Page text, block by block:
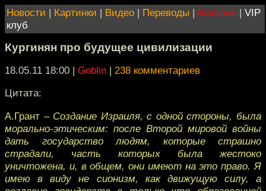
Новости | Картинки | Видео | Переводы | Магазин | VIP
клуб
Кургинян про будущее цивилизации
18.05.11 18:00 | Goblin | 238 комментариев
Цитата:
А.Грант – Создание Израиля, с одной стороны, была
морально-этическим: после Второй мировой войны
дать государство людям, которые страшно
страдали, часть которых была жестоко
уничтожена, и, в общем, они имеют на это право. Я
имею в виду не сионизм, как движущую силу, а